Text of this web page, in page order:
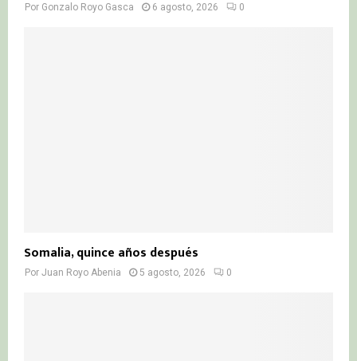
Por Gonzalo Royo Gasca 6 agosto, 2026 0
Somalia, quince años después
Por Juan Royo Abenia 5 agosto, 2026 0